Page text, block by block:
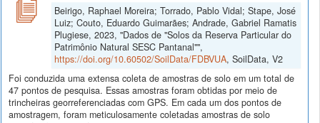
Beirigo, Raphael Moreira; Torrado, Pablo Vidal; Stape, José
Luiz; Couto, Eduardo Guimarães; Andrade, Gabriel Ramatis
Plugiese, 2023, "Dados de "Solos da Reserva Particular do
Patrimônio Natural SESC Pantanal"",
https://doi.org/10.60502/SoilData/FDBVUA, SoilData, V2
Foi conduzida uma extensa coleta de amostras de solo em um total de
47 pontos de pesquisa. Essas amostras foram obtidas por meio de
trincheiras georreferenciadas com GPS. Em cada um dos pontos de
amostragem, foram meticulosamente coletadas amostras de solo